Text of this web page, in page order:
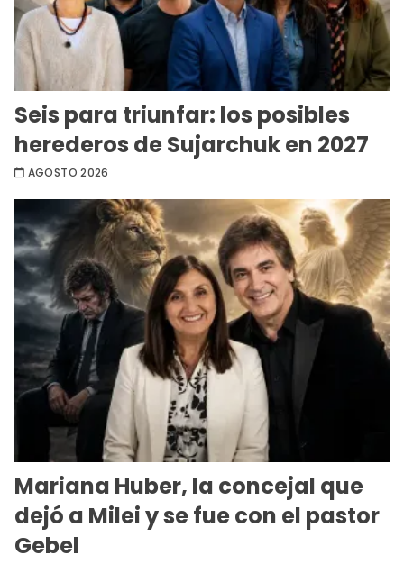
Seis para triunfar: los posibles
herederos de Sujarchuk en 2027
AGOSTO 2026
Mariana Huber, la concejal que
dejó a Milei y se fue con el pastor
Gebel